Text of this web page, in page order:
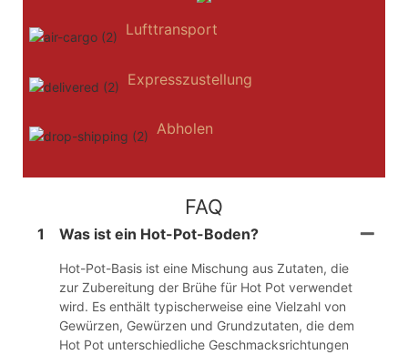
Lufttransport
Expresszustellung
Abholen
FAQ
1 Was ist ein Hot-Pot-Boden?
Hot-Pot-Basis ist eine Mischung aus Zutaten, die
zur Zubereitung der Brühe für Hot Pot verwendet
wird. Es enthält typischerweise eine Vielzahl von
Gewürzen, Gewürzen und Grundzutaten, die dem
Hot Pot unterschiedliche Geschmacksrichtungen